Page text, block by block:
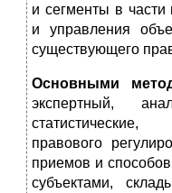
и сегменты в части
и управления
существующего
Основными
экспертный,
правового
приемов и
субъектами,